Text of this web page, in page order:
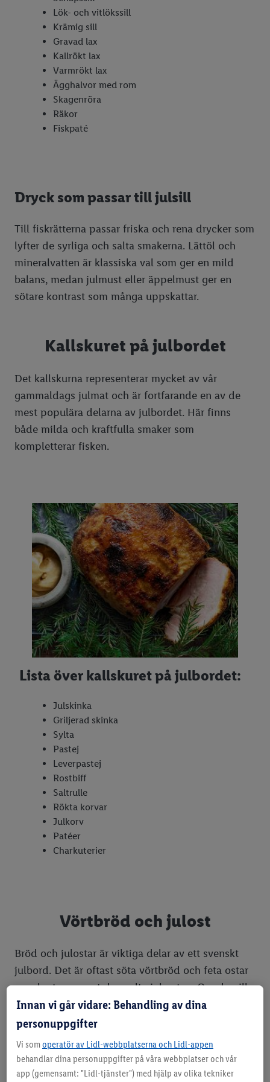
Lök- och vitlökssill
Krämig sill
Gravad lax
Kallrökt lax
Varmrökt lax
Ägghalvor med rom
Skagenröra
Räkor
Fiskpaté
Dryck som passar till julsill
Till fiskrätterna passar friska och rena drycker som
lyfter de syrliga och salta smakerna. Lättöl och
mineralvatten är klassiska val som ger en mild
balans, medan julmust eller äppelmust ger en
sötare kontrast som många uppskattar.
Kallskuret på julbordet
Det kallskurna representerar mycket av vår
gammaldags julmat och är fortfarande en av de
mest populära delarna av julbordet. Här finns
både milda och kraftfulla smaker som
kompletterar fisken.
Lista över kallskuret på julbordet:
Julskinka
Griljerad skinka
Sylta
Pastej
Leverpastej
Rostbiff
Saltrulle
Rökta korvar
Julkorv
Patéer
Charkuterier
Vörtbröd och julost
Bröd och julostar är viktiga delar av ett svenskt
julbord. Det är oftast söta vörtbröd och feta ostar
som bryter av mot den salta julmaten. Om du vill
jag du fokusera lite extra på att göra en snygg
uppläggning av ostarna som ett komplement till
juldukningen
Innan vi går vidare: Behandling av dina
personuppgifter
Vi som operatör av Lidl-webbplatserna och Lidl-appen
behandlar dina personuppgifter på våra webbplatser och vår
app (gemensamt: "Lidl-tjänster") med hjälp av olika tekniker